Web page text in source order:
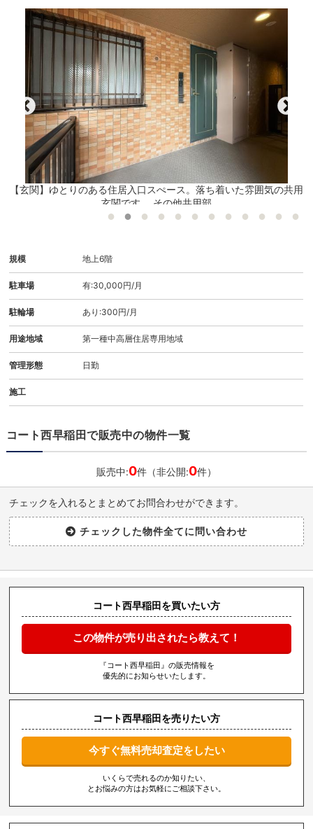
【玄関】ゆとりのある住居入口スぺース。落ち着いた雰囲気の共用
玄関です。 その他共用部
規模 地上6階
駐車場 有:30,000円/月
駐輪場 あり:300円/月
用途地域 第一種中高層住居専用地域
管理形態 日勤
施工
コート西早稲田で販売中の物件一覧
販売中:0件（非公開:0件）
チェックを入れるとまとめてお問合わせができます。
コート西早稲田を買いたい方
この物件が売り出されたら教えて！
『コート西早稲田』の販売情報を
優先的にお知らせいたします。
コート西早稲田を売りたい方
今すぐ無料売却査定をしたい
いくらで売れるのか知りたい、
とお悩みの方はお気軽にご相談下さい。